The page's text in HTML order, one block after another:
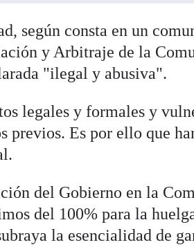
según consta en un
y Arbitraje de la
"ilegal y abusiva".
legales y formales y
previos. Es por ello que
del Gobierno en la
del 100% para la
la esencialidad de